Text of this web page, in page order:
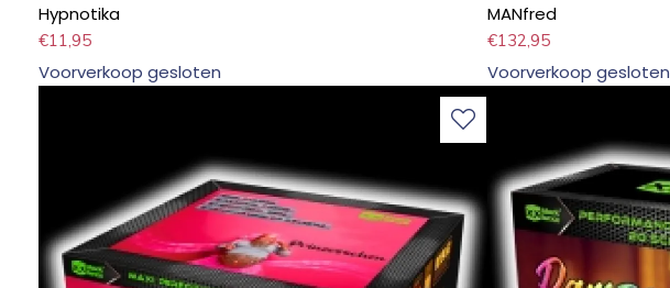
Hypnotika
€11,95
Voorverkoop gesloten
MANfred
€132,95
Voorverkoop gesloten